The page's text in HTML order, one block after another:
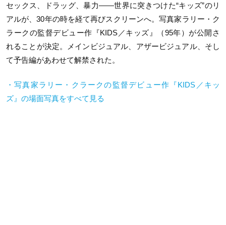
セックス、ドラッグ、暴力——世界に突きつけた“キッズ”のリ
アルが、30年の時を経て再びスクリーンへ。写真家ラリー・ク
ラークの監督デビュー作『KIDS／キッズ』（95年）が公開さ
れることが決定。メインビジュアル、アザービジュアル、そし
て予告編があわせて解禁された。
・写真家ラリー・クラークの監督デビュー作『KIDS／キッ
ズ』の場面写真をすべて見る